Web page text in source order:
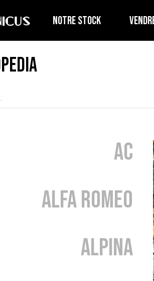
NOTRE STOCK
AC
Alfa Romeo
Alpina